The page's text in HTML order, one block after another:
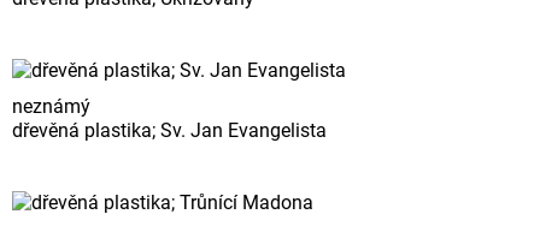
neznámý
dřevěná plastika; Sv. Jan Evangelista